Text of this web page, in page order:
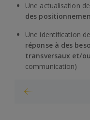
Une actualisation
des
Une identification
réponse à des
transversaux et/
communication)